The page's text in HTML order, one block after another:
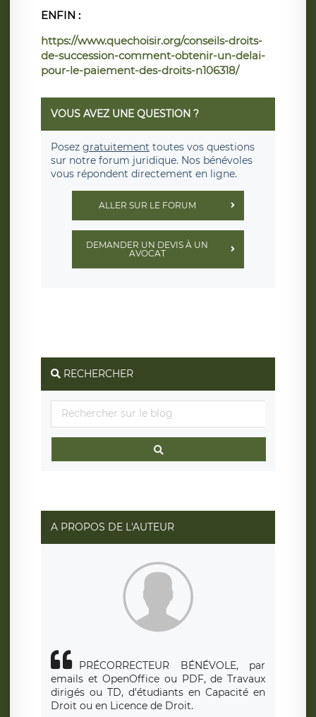
ENFIN :
https://www.quechoisir.org/conseils-droits-
de-succession-comment-obtenir-un-delai-
pour-le-paiement-des-droits-n106318/
VOUS AVEZ UNE QUESTION ?
Posez gratuitement toutes vos questions
sur notre forum juridique. Nos bénévoles
vous répondent directement en ligne.
ALLER SUR LE FORUM
DEMANDER UN DEVIS À UN
AVOCAT
RECHERCHER
A PROPOS DE L'AUTEUR
PRÉCORRECTEUR BÉNÉVOLE, par
emails et OpenOffice ou PDF, de Travaux
dirigés ou TD, d'étudiants en Capacité en
Droit ou en Licence de Droit.